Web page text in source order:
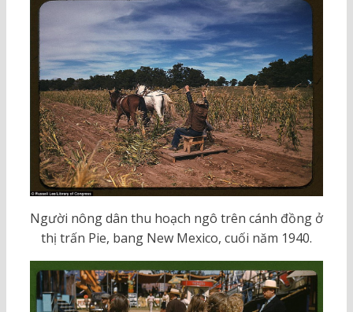
Người nông dân thu hoạch ngô trên cánh đồng ở
thị trấn Pie, bang New Mexico, cuối năm 1940.